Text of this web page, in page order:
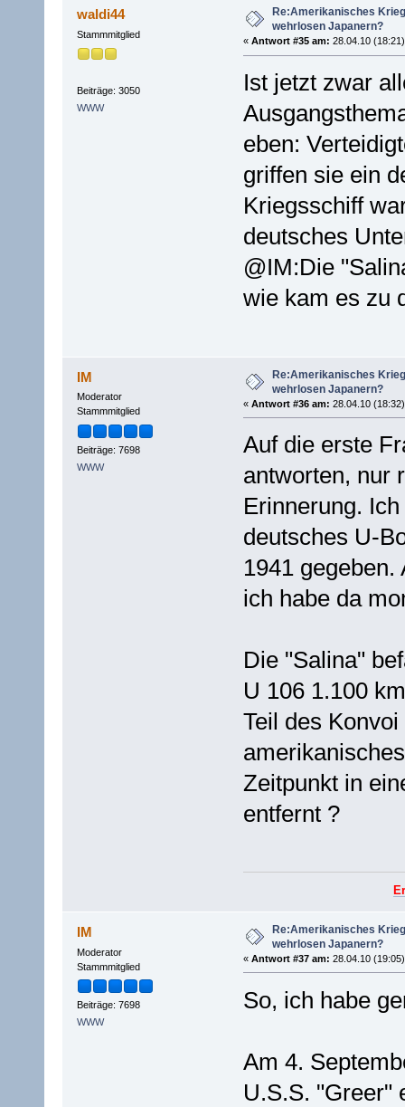
waldi44
Stammmitglied
Beiträge: 3050
WWW
Re:Amerikanisches
wehrlosen Japanern?
« Antwort #35 am: 28.04.10
Ist jetzt zwar
eben:
griffen sie ein
Kriegsschiff
deutsches
@IM:Die
wie kam es zu
IM
Moderator
Stammmitglied
Beiträge: 7698
WWW
Re:Amerikanisches
wehrlosen Japanern?
« Antwort #36 am: 28.04.10
Auf die erste
antworten, nur
Erinnerung.
deutsches U-
1941
ich habe da
Die "Salina"
U 106 1.100
Teil des
Zeitpunkt in
entfernt ?
IM
Moderator
Stammmitglied
Beiträge: 7698
WWW
Re:Amerikanisches
wehrlosen Japanern?
« Antwort #37 am: 28.04.10
So, ich habe
Am 4.
U.S.S. "Greer"